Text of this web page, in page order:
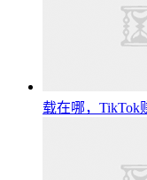
载在哪，TikTok